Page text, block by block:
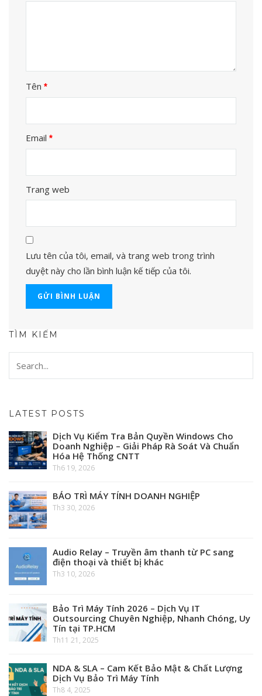
Tên*
Email*
Trang web
Lưu tên của tôi, email, và trang web trong trình
duyệt này cho lần bình luận kế tiếp của tôi.
TÌM KIẾM
LATEST POSTS
Dịch Vụ Kiểm Tra Bản Quyền Windows Cho
Doanh Nghiệp – Giải Pháp Rà Soát Và Chuẩn
Hóa Hệ Thống CNTT
Th6 19, 2026
BẢO TRÌ MÁY TÍNH DOANH NGHIỆP
Th3 30, 2026
Audio Relay – Truyền âm thanh từ PC sang
điện thoại và thiết bị khác
Th3 10, 2026
Bảo Trì Máy Tính 2026 – Dịch Vụ IT
Outsourcing Chuyên Nghiệp, Nhanh Chóng, Uy
Tín tại TP.HCM
Th11 21, 2025
NDA & SLA – Cam Kết Bảo Mật & Chất Lượng
Dịch Vụ Bảo Trì Máy Tính
Th8 4, 2025